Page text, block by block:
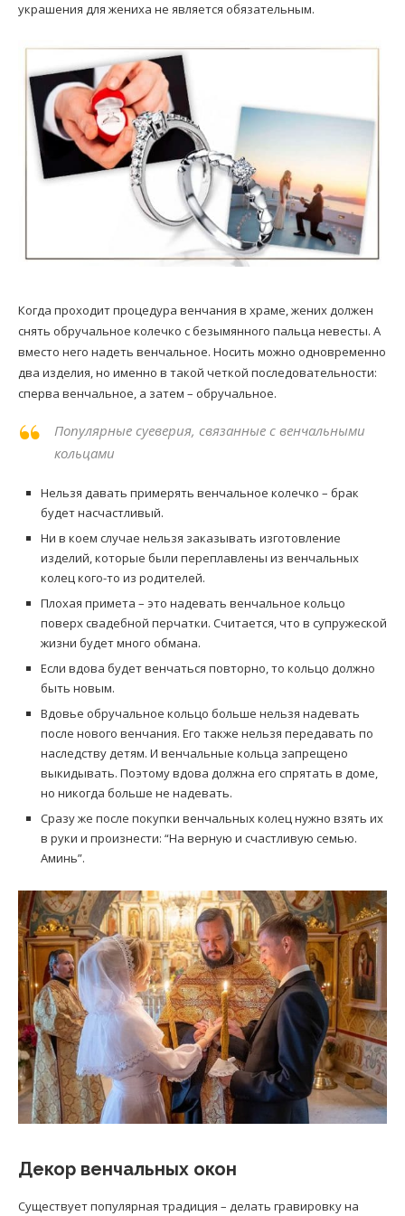
украшения для жениха не является обязательным.
Когда проходит процедура венчания в храме, жених должен
снять обручальное колечко с безымянного пальца невесты. А
вместо него надеть венчальное. Носить можно одновременно
два изделия, но именно в такой четкой последовательности:
сперва венчальное, а затем – обручальное.
Популярные суеверия, связанные с венчальными
кольцами
Нельзя давать примерять венчальное колечко – брак
будет насчастливый.
Ни в коем случае нельзя заказывать изготовление
изделий, которые были переплавлены из венчальных
колец кого-то из родителей.
Плохая примета – это надевать венчальное кольцо
поверх свадебной перчатки. Считается, что в супружеской
жизни будет много обмана.
Если вдова будет венчаться повторно, то кольцо должно
быть новым.
Вдовье обручальное кольцо больше нельзя надевать
после нового венчания. Его также нельзя передавать по
наследству детям. И венчальные кольца запрещено
выкидывать. Поэтому вдова должна его спрятать в доме,
но никогда больше не надевать.
Сразу же после покупки венчальных колец нужно взять их
в руки и произнести: “На верную и счастливую семью.
Аминь”.
Декор венчальных окон
Существует популярная традиция – делать гравировку на